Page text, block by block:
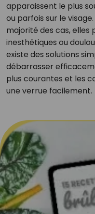
apparaissent le plus
ou parfois sur le
majorité des cas,
inesthétiques ou
existe des solutions
débarrasser
plus courantes et les
une verrue facilement.